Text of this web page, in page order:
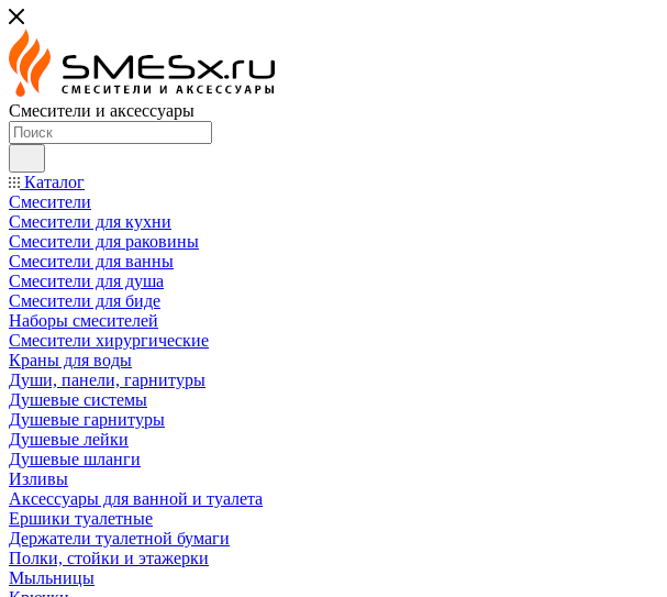
Смесители и аксессуары
Каталог
Смесители
Смесители для кухни
Смесители для раковины
Смесители для ванны
Смесители для душа
Смесители для биде
Наборы смесителей
Смесители хирургические
Краны для воды
Души, панели, гарнитуры
Душевые системы
Душевые гарнитуры
Душевые лейки
Душевые шланги
Изливы
Аксессуары для ванной и туалета
Ершики туалетные
Держатели туалетной бумаги
Полки, стойки и этажерки
Мыльницы